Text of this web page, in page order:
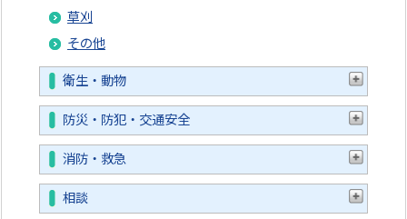
草刈
その他
衛生・動物
防災・防犯・交通安全
消防・救急
相談